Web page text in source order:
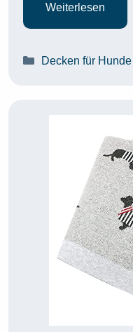
Weiterlesen
Kategorien
Decken für Hunde